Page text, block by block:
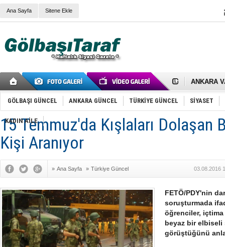
Ana Sayfa Sitene Ekle
Cemal
Samet
FAİZ
OLİMPİK
SÖZ
İNCEK
GÖLBAŞI GÜNCEL ANKARA GÜNCEL TÜRKİYE GÜNCEL SİYASET
KADIN AİLE
15 Temmuz'da Kışlaları Dolaşan
Kişi Aranıyor
» Ana Sayfa » Türkiye Güncel 03.08.2016
FETÖ/PDY'nin
soruşturmada
öğrenciler,
beyaz bir elbiseli
görüştüğünü